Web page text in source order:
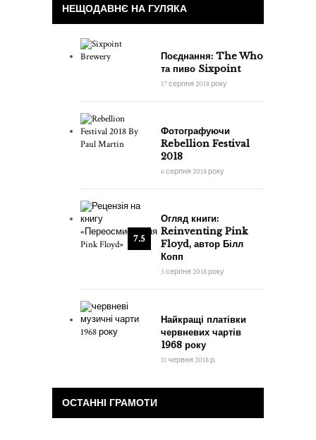
НЕЩОДАВНЄ НА ГУЛЯКА
Поєднання: The Who
та пиво Sixpoint
17 серпня 2018 року
Фотографуючи
Rebellion Festival
2018
6 серпня 2018 року
7.5
Огляд книги:
Reinventing Pink
Floyd, автор Білл
Копп
3 серпня 2018 року
Найкращі платівки
червневих чартів
1968 року
11 червня 2018 р.
ОСТАННІ ГРАМОТИ